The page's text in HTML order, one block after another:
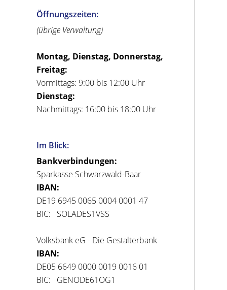
Öffnungszeiten:
(übrige Verwaltung)
Montag, Dienstag, Donnerstag,
Freitag:
Vormittags: 9:00 bis 12:00 Uhr
Dienstag:
Nachmittags: 16:00 bis 18:00 Uhr
Im Blick:
Bankverbindungen:
Sparkasse Schwarzwald-Baar
IBAN:
DE19 6945 0065 0004 0001 47
BIC: SOLADES1VSS
Volksbank eG - Die Gestalterbank
IBAN:
DE05 6649 0000 0019 0016 01
BIC: GENODE61OG1